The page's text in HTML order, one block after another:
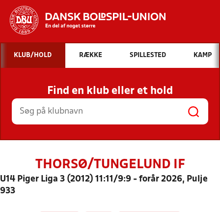
Hvad vil du søge efter?
INDHOLD OG NYHEDER
STILLINGER, RESULTATER, KLUBBER OG
HOLD
KLUB/HOLD RÆKKE SPILLESTED KAMP
Find en klub eller et hold
THORSØ/TUNGELUND IF
U14 Piger Liga 3 (2012) 11:11/9:9 - forår 2026, Pulje
933